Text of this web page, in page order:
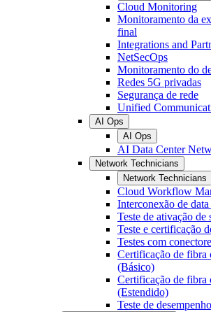
Cloud Monitoring
Monitoramento da
final
Integrations and
NetSecOps
Monitoramento do
Redes 5G privadas
Segurança de rede
Unified
AI Ops
AI Ops
AI Data Center
Network Technicians
Network Technicians
Cloud Workflow
Interconexão de data
Teste de ativação de
Teste e certificação
Testes com
Certificação de fibra
(Básico)
Certificação de fibra
(Estendido)
Teste de